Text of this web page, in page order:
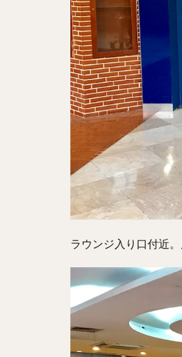
ラウンジ入り口付近